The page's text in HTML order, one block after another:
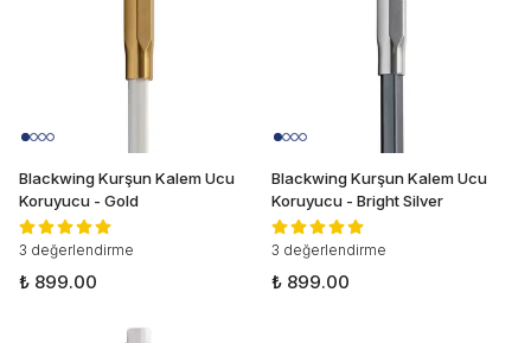
Blackwing Kurşun Kalem Ucu
Koruyucu - Gold
3 değerlendirme
₺ 899.00
Blackwing Kurşun Kalem Ucu
Koruyucu - Bright Silver
3 değerlendirme
₺ 899.00